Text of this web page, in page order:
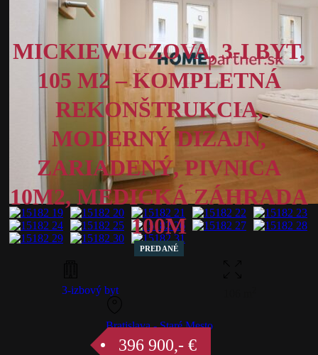
MICKIEWICZOVA, 3-I BYT,
105 M2 – KOMPLETNÁ
REKONŠTRUKCIA,
MODERNÝ DIZAJN,
ZARIADENÝ, PIVNICA
10M2, MEDICKÁ ZÁHRADA
100M
PREDANÉ
3-izbový byt
Bratislava - Staré Mesto
396 900,- €